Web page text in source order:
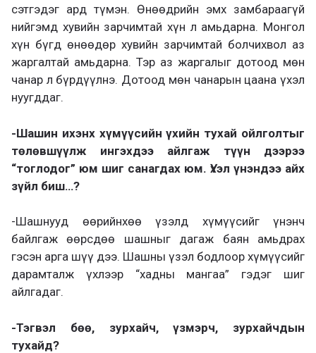
сэтгэдэг ард түмэн. Өнөөдрийн эмх замбараагүй
нийгэмд хувийн зарчимтай хүн л амьдарна. Монгол
хүн бүгд өнөөдөр хувийн зарчимтай болчихвол аз
жаргалтай амьдарна. Тэр аз жаргалыг дотоод мөн
чанар л бүрдүүлнэ. Дотоод мөн чанарын цаана үхэл
нуугддаг.
-Шашин ихэнх хүмүүсийн үхийн тухай ойлголтыг
төлөвшүүлж ингэхдээ айлгаж түүн дээрээ
“тоглодог” юм шиг санагдах юм. Үхэл үнэндээ айх
зүйл биш…?
-Шашнууд өөрийнхөө үзэлд хүмүүсийг үнэнч
байлгаж өөрсдөө шашныг дагаж баян амьдрах
гэсэн арга шүү дээ. Шашны үзэл бодлоор хүмүүсийг
дарамталж үхлээр “хадны мангаа” гэдэг шиг
айлгадаг.
-Тэгвэл бөө, зурхайч, үзмэрч, зурхайчдын
тухайд?